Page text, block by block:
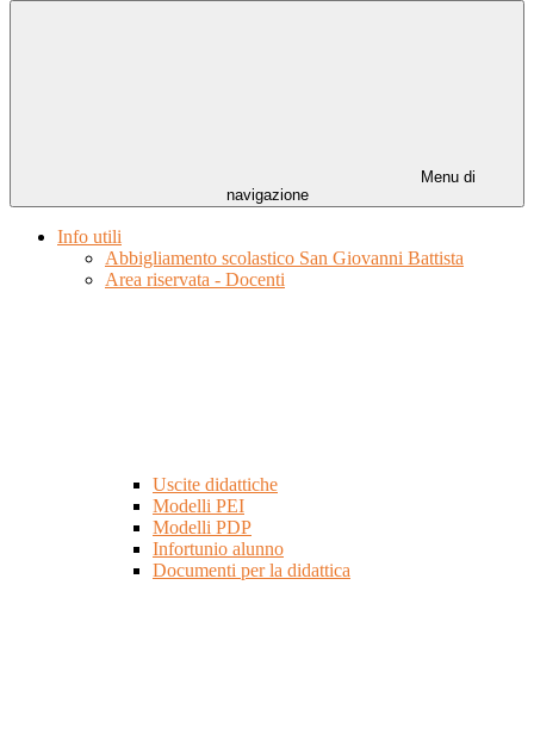
Menu di
navigazione
Info utili
Abbigliamento scolastico San Giovanni Battista
Area riservata - Docenti
Uscite didattiche
Modelli PEI
Modelli PDP
Infortunio alunno
Documenti per la didattica